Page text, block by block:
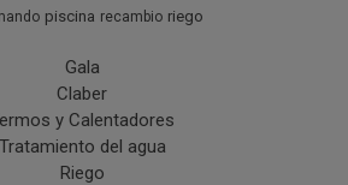
piscina recambio riego
Gala
Claber
y Calentadores
Tratamiento del agua
Riego